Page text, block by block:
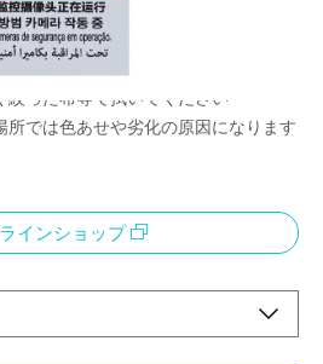
能
使用
絞った布等で拭いてください
所では色あせや劣化の原因になります
インショップ